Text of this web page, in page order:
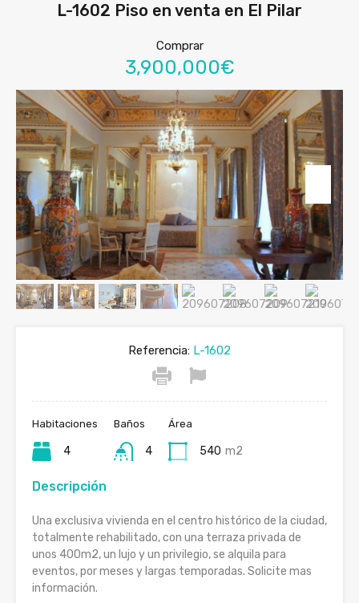
L-1602 Piso en venta en El Pilar
Comprar
3,900,000€
Referencia: L-1602
Habitaciones
4
Baños
4
Área
540 m2
Descripción
Una exclusiva vivienda en el centro histórico de la ciudad,
totalmente rehabilitado, con una terraza privada de
unos 400m2, un lujo y un privilegio, se alquila para
eventos, por meses y largas temporadas. Solicite mas
información.